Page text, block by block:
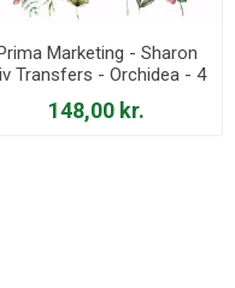
Marketing - Sharon
Transfers - Orchidea - 4
stk af 21 x 28 cm Decor
Transfer - 930288
148,00 kr.